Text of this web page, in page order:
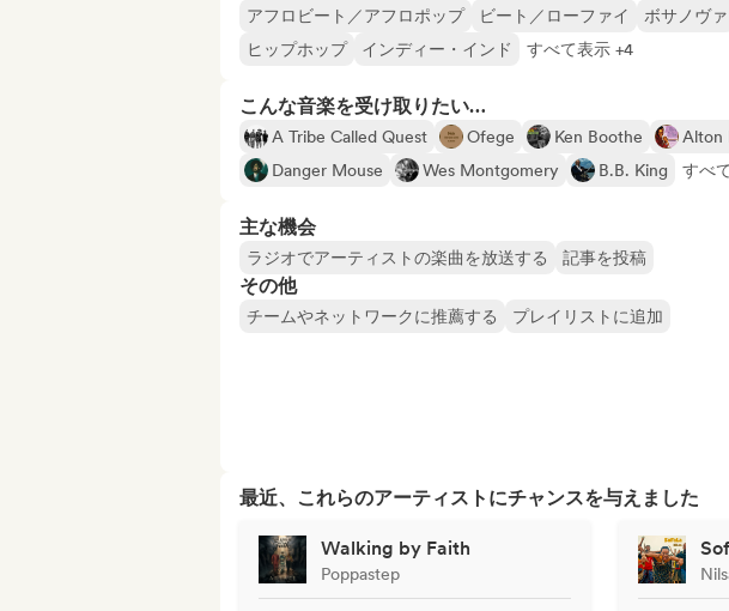
アフロビート／アフロポップ ビート／ローファイ ボサノヴァ
ヒップホップ
インディー・インド すべて表示 +4
こんな音楽を受け取りたい…
A Tribe Called Quest Ofege Ken Boothe Alton
Danger Mouse
Wes Montgomery B.B. King すべ
主な機会
ラジオでアーティストの楽曲を放送する 記事を投稿
その他
チームやネットワークに推薦する プレイリストに追加
最近、これらのアーティストにチャンスを与えました
Walking by Faith
Poppastep